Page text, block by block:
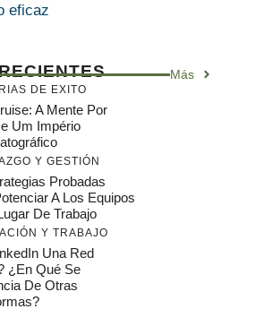
eficaz
Más
DE EXITO
A Mente Por
Um Império
Y GESTIÓN
Probadas
A Los Equipos
De Trabajo
Y TRABAJO
Una Red
¿En Qué Se
De Otras